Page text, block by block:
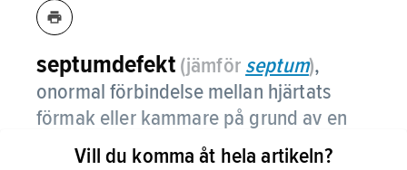
septumdefekt (jämför septum),
onormal förbindelse mellan hjärtats
förmak eller kammare på grund av en
defekt i skiljeväggen.
Vill du komma åt hela artikeln?